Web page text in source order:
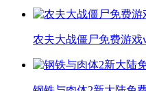
农夫大战僵尸免费游戏